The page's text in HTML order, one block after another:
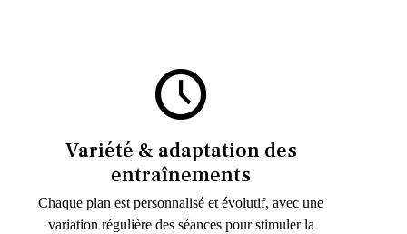
Variété & adaptation des
entraînements
Chaque plan est personnalisé et évolutif, avec une
variation régulière des séances pour stimuler la